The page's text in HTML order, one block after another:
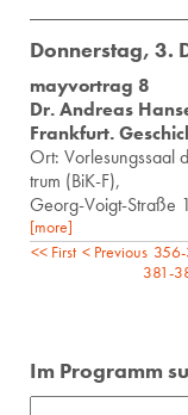
Donnerstag, 3.
mayvortrag 8
Dr. Andreas
Frankfurt.
Ort: Vor­le­sungs­saal
trum (BiK-F),
Ge­org-Voigt-Stra­ße
[more]
<< First < Previous
381-
Im Programm